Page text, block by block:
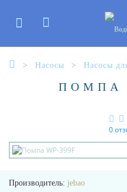
Насосы Насосы
ПОМПА
0
Производитель: jebao